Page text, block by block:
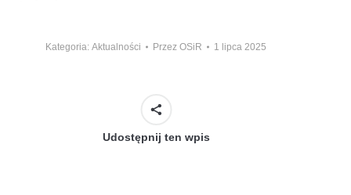
Kategoria: Aktualności Przez OSiR 1 lipca 2025
Udostępnij ten wpis